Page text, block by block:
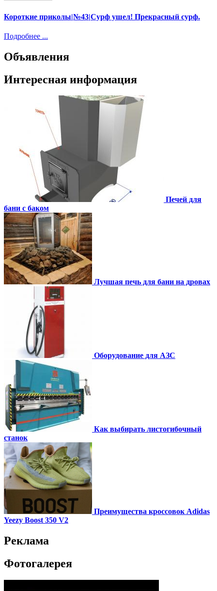
Короткие приколы|№43|Сурф ушел! Прекрасный сурф.
Подробнее ...
Объявления
Интересная информация
Печей для
бани с баком
Лучшая печь для бани на дровах
Оборудование для АЗС
Как выбирать листогибочный
станок
Преимущества кроссовок Adidas
Yeezy Boost 350 V2
Реклама
Фотогалерея